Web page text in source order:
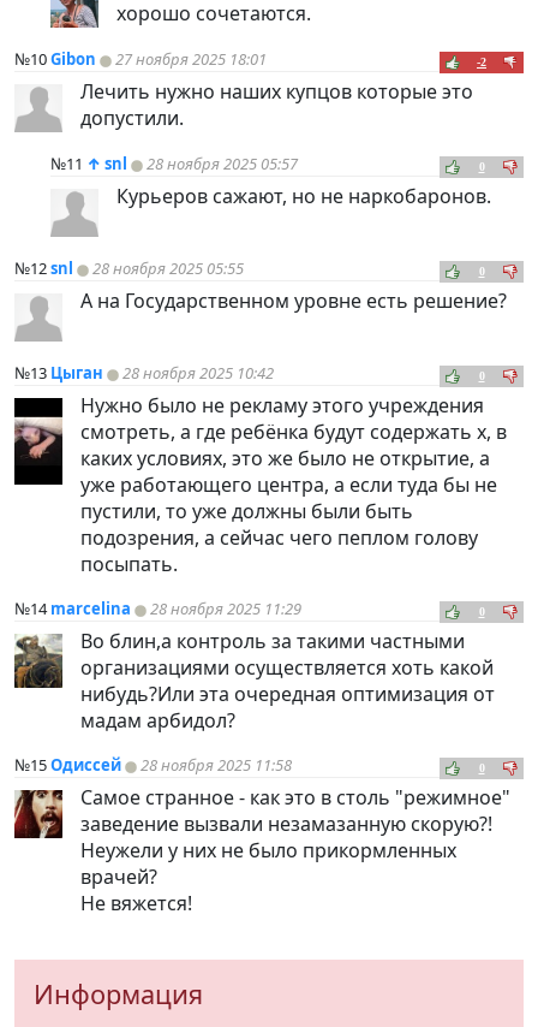
хорошо сочетаются.
№10Gibon 27 ноября 2025 18:01 -2
Лечить нужно наших купцов которые это
допустили.
№11 ↑ snl 28 ноября 2025 05:57 0
Курьеров сажают, но не наркобаронов.
№12snl 28 ноября 2025 05:55 0
А на Государственном уровне есть решение?
№13 Цыган 28 ноября 2025 10:42 0
Нужно было не рекламу этого учреждения
смотреть, а где ребёнка будут содержать х, в
каких условиях, это же было не открытие, а
уже работающего центра, а если туда бы не
пустили, то уже должны были быть
подозрения, а сейчас чего пеплом голову
посыпать.
№14marcelina 28 ноября 2025 11:29 0
Во блин,а контроль за такими частными
организациями осуществляется хоть какой
нибудь?Или эта очередная оптимизация от
мадам арбидол?
№15Одиссей 28 ноября 2025 11:58 0
Самое странное - как это в столь "режимное"
заведение вызвали незамазанную скорую?!
Неужели у них не было прикормленных
врачей?
Не вяжется!
Информация